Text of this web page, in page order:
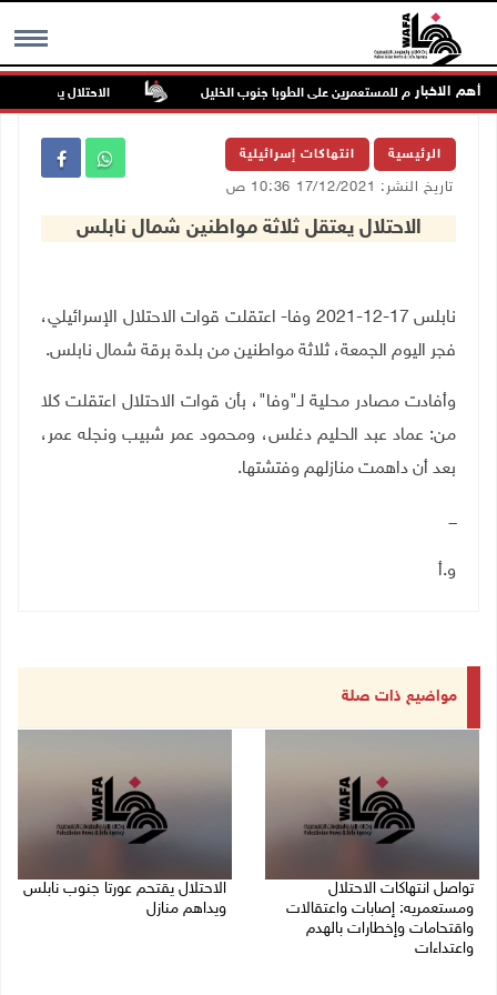
MENU أهم الاخبار
في هجوم للمستعمرين على الطوبا جنوب الخليل الاحتلال يقتحم
الرئيسية انتهاكات إسرائيلية
تاريخ النشر: 17/12/2021 10:36 ص
الاحتلال يعتقل ثلاثة مواطنين شمال نابلس
نابلس 17-12-2021 وفا- اعتقلت قوات الاحتلال الإسرائيلي،
فجر اليوم الجمعة، ثلاثة مواطنين من بلدة برقة شمال نابلس.
وأفادت مصادر محلية لـ"وفا"، بأن قوات الاحتلال اعتقلت كلا
من: عماد عبد الحليم دغلس، ومحمود عمر شبيب ونجله عمر،
بعد أن داهمت منازلهم وفتشتها.
ـــ
و.أ
مواضيع ذات صلة
تواصل انتهاكات الاحتلال
ومستعمريه: إصابات واعتقالات
واقتحامات وإخطارات بالهدم
واعتداءات
الاحتلال يقتحم عورتا جنوب نابلس
ويداهم منازل